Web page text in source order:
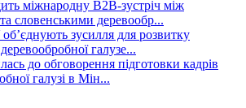
міжнародну B2B-зустріч між
словенськими деревообр...
зусилля для розвитку
галузе...
до обговорення підготовки кадрів
галузі в Мін...